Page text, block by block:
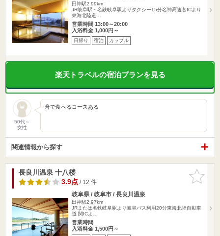
田神駅2.99km
JR岐阜駅・名鉄岐阜駅よりタクシー15分名神高速各ICより
東海北陸道…
営業時間 13:00～20:00
入浴料金 1,000円～
日帰り 宿泊 カップル
楽天トラベルの宿泊プランを見る
50代～
女性
舟で食べるコースある
関連情報から探す
お気に入
りに追加
長良川温泉 十八楼
3.9点/ 12 件
岐阜県 / 岐阜市 / 長良川温泉
田神駅2.97km
JRまたは名鉄岐阜駅より岐阜バス利用20分東海北陸自動車
道 関ICよ…
営業時間
入浴料金 1,500円～